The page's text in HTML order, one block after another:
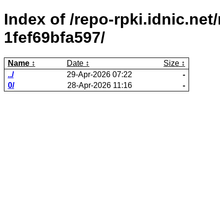
Index of /repo-
1fef69bfa597/
Name Date
Size
../
29-Apr-2026 07:22
-
0/
28-Apr-2026 11:16 -